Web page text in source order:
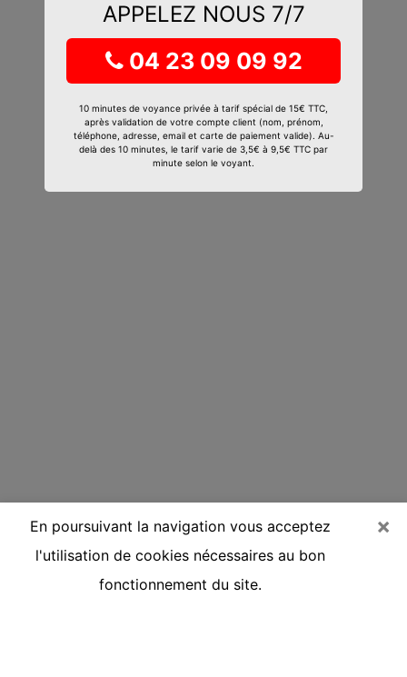
APPELEZ NOUS 7/7
04 23 09 09 92
10 minutes de voyance privée à tarif spécial de 15€ TTC,
après validation de votre compte client (nom, prénom,
téléphone, adresse, email et carte de paiement valide). Au-
delà des 10 minutes, le tarif varie de 3,5€ à 9,5€ TTC par
minute selon le voyant.
×
En poursuivant la navigation vous acceptez
l'utilisation de cookies nécessaires au bon
fonctionnement du site.